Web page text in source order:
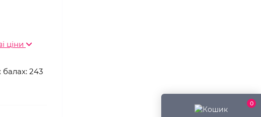
0
ціни
балах: 243